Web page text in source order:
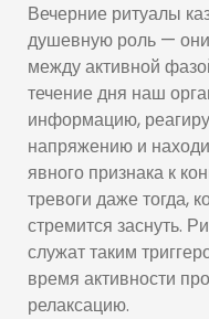
Вечерние ритуалы
душевную роль —
между активной
течение дня наш
информацию,
напряжению и
явного признака к
тревоги даже тогда,
стремится заснуть.
служат таким
время активности
релаксацию.